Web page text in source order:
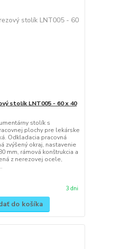
stolík LNT005 - 60 x 40
stolík s
plochy pre lekárske
Odkladacia pracovná
zvýšený okraj, nastavenie
mm, rámová konštrukcia a
z nerezovej ocele,
3 dni
do košíka